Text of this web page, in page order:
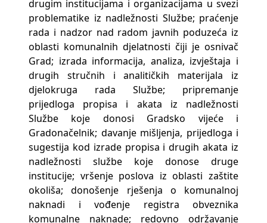
drugim institucijama i organizacijama u svezi
problematike iz nadležnosti Službe; praćenje
rada i nadzor nad radom javnih poduzeća iz
oblasti komunalnih djelatnosti čiji je osnivač
Grad; izrada informacija, analiza, izvještaja i
drugih stručnih i analitičkih materijala iz
djelokruga rada Službe; pripremanje
prijedloga propisa i akata iz nadležnosti
Službe koje donosi Gradsko vijeće i
Gradonačelnik; davanje mišljenja, prijedloga i
sugestija kod izrade propisa i drugih akata iz
nadležnosti službe koje donose druge
institucije; vršenje poslova iz oblasti zaštite
okoliša; donošenje rješenja o komunalnoj
naknadi i vođenje registra obveznika
komunalne naknade; redovno održavanje